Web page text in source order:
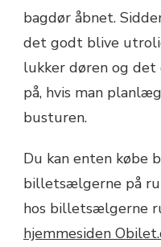
bagdør åbnet.
det godt blive
lukker døren og
på, hvis man
busturen.
Du kan enten købe
billetsælgerne på
hos billetsælgerne
hjemmesiden